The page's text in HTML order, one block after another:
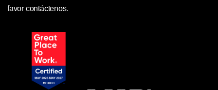
favor contáctenos.